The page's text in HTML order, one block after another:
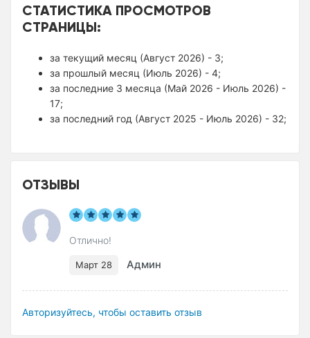
СТАТИСТИКА ПРОСМОТРОВ
СТРАНИЦЫ:
за текущий месяц (Август 2026) - 3;
за прошлый месяц (Июль 2026) - 4;
за последние 3 месяца (Май 2026 - Июль 2026) -
17;
за последний год (Август 2025 - Июль 2026) - 32;
ОТЗЫВЫ
Отлично!
Март 28 Админ
Авторизуйтесь, чтобы оставить отзыв